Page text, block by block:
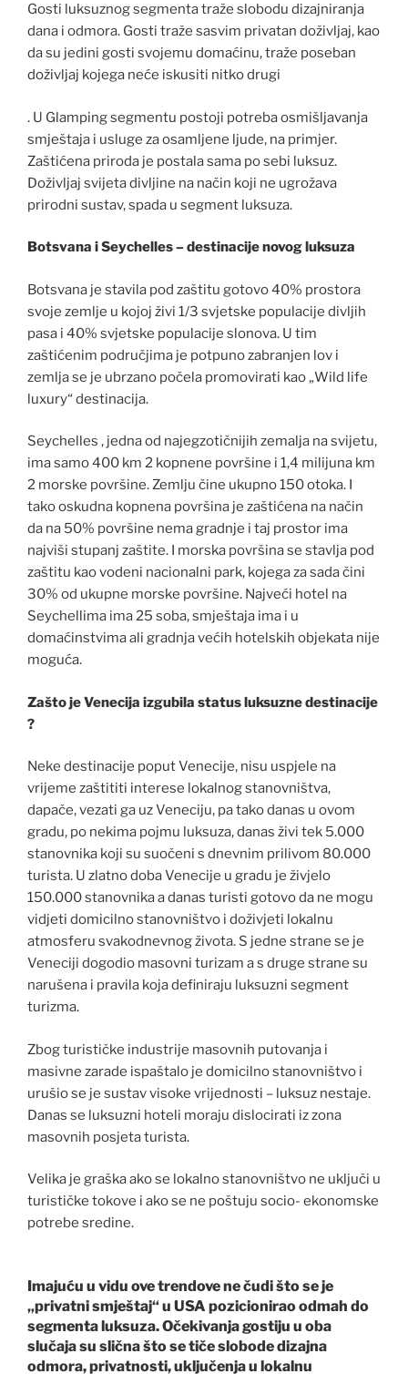
Gosti luksuznog segmenta traže slobodu dizajniranja
dana i odmora. Gosti traže sasvim privatan doživljaj, kao
da su jedini gosti svojemu domaćinu, traže poseban
doživljaj kojega neće iskusiti nitko drugi
. U Glamping segmentu postoji potreba osmišljavanja
smještaja i usluge za osamljene ljude, na primjer.
Zaštićena priroda je postala sama po sebi luksuz.
Doživljaj svijeta divljine na način koji ne ugrožava
prirodni sustav, spada u segment luksuza.
Botsvana i Seychelles – destinacije novog luksuza
Botsvana je stavila pod zaštitu gotovo 40% prostora
svoje zemlje u kojoj živi 1/3 svjetske populacije divljih
pasa i 40% svjetske populacije slonova. U tim
zaštićenim područjima je potpuno zabranjen lov i
zemlja se je ubrzano počela promovirati kao „Wild life
luxury“ destinacija.
Seychelles , jedna od najegzotičnijih zemalja na svijetu,
ima samo 400 km 2 kopnene površine i 1,4 milijuna km
2 morske površine. Zemlju čine ukupno 150 otoka. I
tako oskudna kopnena površina je zaštićena na način
da na 50% površine nema gradnje i taj prostor ima
najviši stupanj zaštite. I morska površina se stavlja pod
zaštitu kao vodeni nacionalni park, kojega za sada čini
30% od ukupne morske površine. Najveći hotel na
Seychellima ima 25 soba, smještaja ima i u
domaćinstvima ali gradnja većih hotelskih objekata nije
moguća.
Zašto je Venecija izgubila status luksuzne destinacije
?
Neke destinacije poput Venecije, nisu uspjele na
vrijeme zaštititi interese lokalnog stanovništva,
dapače, vezati ga uz Veneciju, pa tako danas u ovom
gradu, po nekima pojmu luksuza, danas živi tek 5.000
stanovnika koji su suočeni s dnevnim prilivom 80.000
turista. U zlatno doba Venecije u gradu je živjelo
150.000 stanovnika a danas turisti gotovo da ne mogu
vidjeti domicilno stanovništvo i doživjeti lokalnu
atmosferu svakodnevnog života. S jedne strane se je
Veneciji dogodio masovni turizam a s druge strane su
narušena i pravila koja definiraju luksuzni segment
turizma.
Zbog turističke industrije masovnih putovanja i
masivne zarade ispaštalo je domicilno stanovništvo i
urušio se je sustav visoke vrijednosti – luksuz nestaje.
Danas se luksuzni hoteli moraju dislocirati iz zona
masovnih posjeta turista.
Velika je graška ako se lokalno stanovništvo ne uključi u
turističke tokove i ako se ne poštuju socio- ekonomske
potrebe sredine.
Imajuću u vidu ove trendove ne čudi što se je
„privatni smještaj“ u USA pozicionirao odmah do
segmenta luksuza. Očekivanja gostiju u oba
slučaja su slična što se tiče slobode dizajna
odmora, privatnosti, uključenja u lokalnu